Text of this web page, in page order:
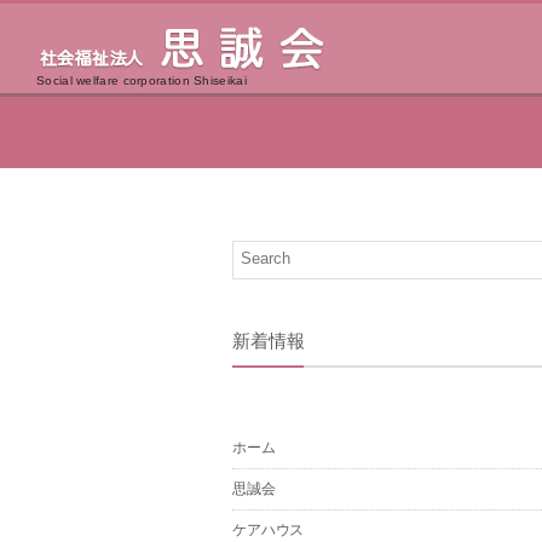
Social welfare corporation Shiseikai
新着情報
ホーム
思誠会
ケアハウス